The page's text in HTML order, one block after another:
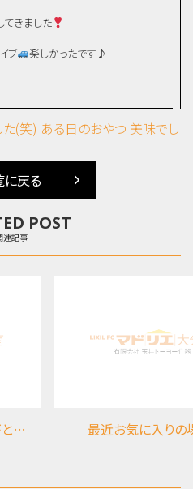
てきました
ブ
楽しかったです♪
(笑) ある日のおやつ 美味でし
に戻る
POST
連記事
た 最近お気に入りの